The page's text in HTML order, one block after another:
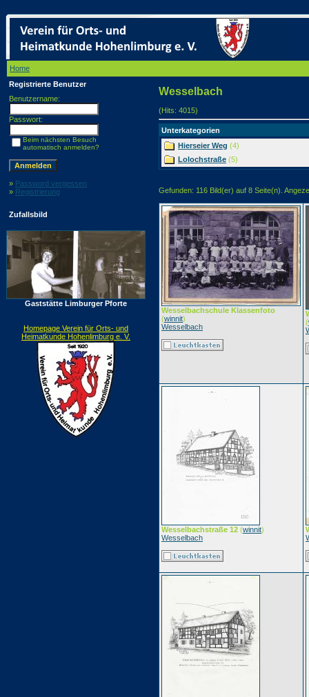
Home
Registrierte Benutzer
Benutzername:
Passwort:
Beim nächsten Besuch
automatisch anmelden?
» Password vergessen
» Registrierung
Zufallsbild
Gaststätte Limburger Pforte
Homepage Verein für Orts- und
Heimatkunde Hohenlimburg e. V.
Wesselbach
(Hits: 4015)
Unterkategorien
Hierseier Weg (4)
Lolochstraße (5)
Gefunden: 116 Bild(er) auf 8 Seite(n).
Wesselbachschule Klassenfoto
(winnit)
Wesselbach
(
Wesselbachstraße 12 (winnit)
Wesselbach